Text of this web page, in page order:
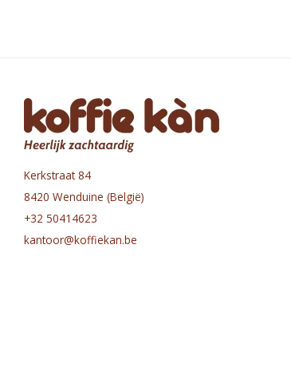
Kerkstraat 84
8420 Wenduine (België)
+32 50414623
kantoor@koffiekan.be